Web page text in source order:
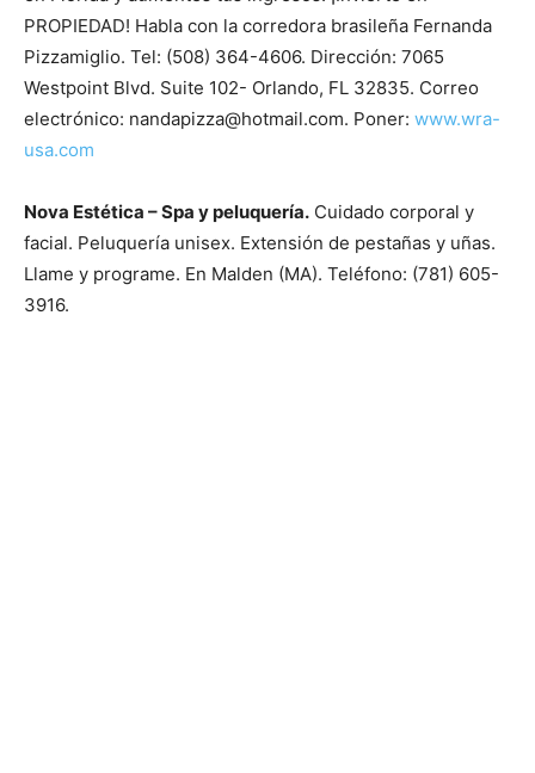
PROPIEDAD! Habla con la corredora brasileña Fernanda
Pizzamiglio. Tel: (508) 364-4606. Dirección: 7065
Westpoint Blvd. Suite 102- Orlando, FL 32835. Correo
electrónico: nandapizza@hotmail.com. Poner: www.wra-
usa.com
Nova Estética – Spa y peluquería. Cuidado corporal y
facial. Peluquería unisex. Extensión de pestañas y uñas.
Llame y programe. En Malden (MA). Teléfono: (781) 605-
3916.